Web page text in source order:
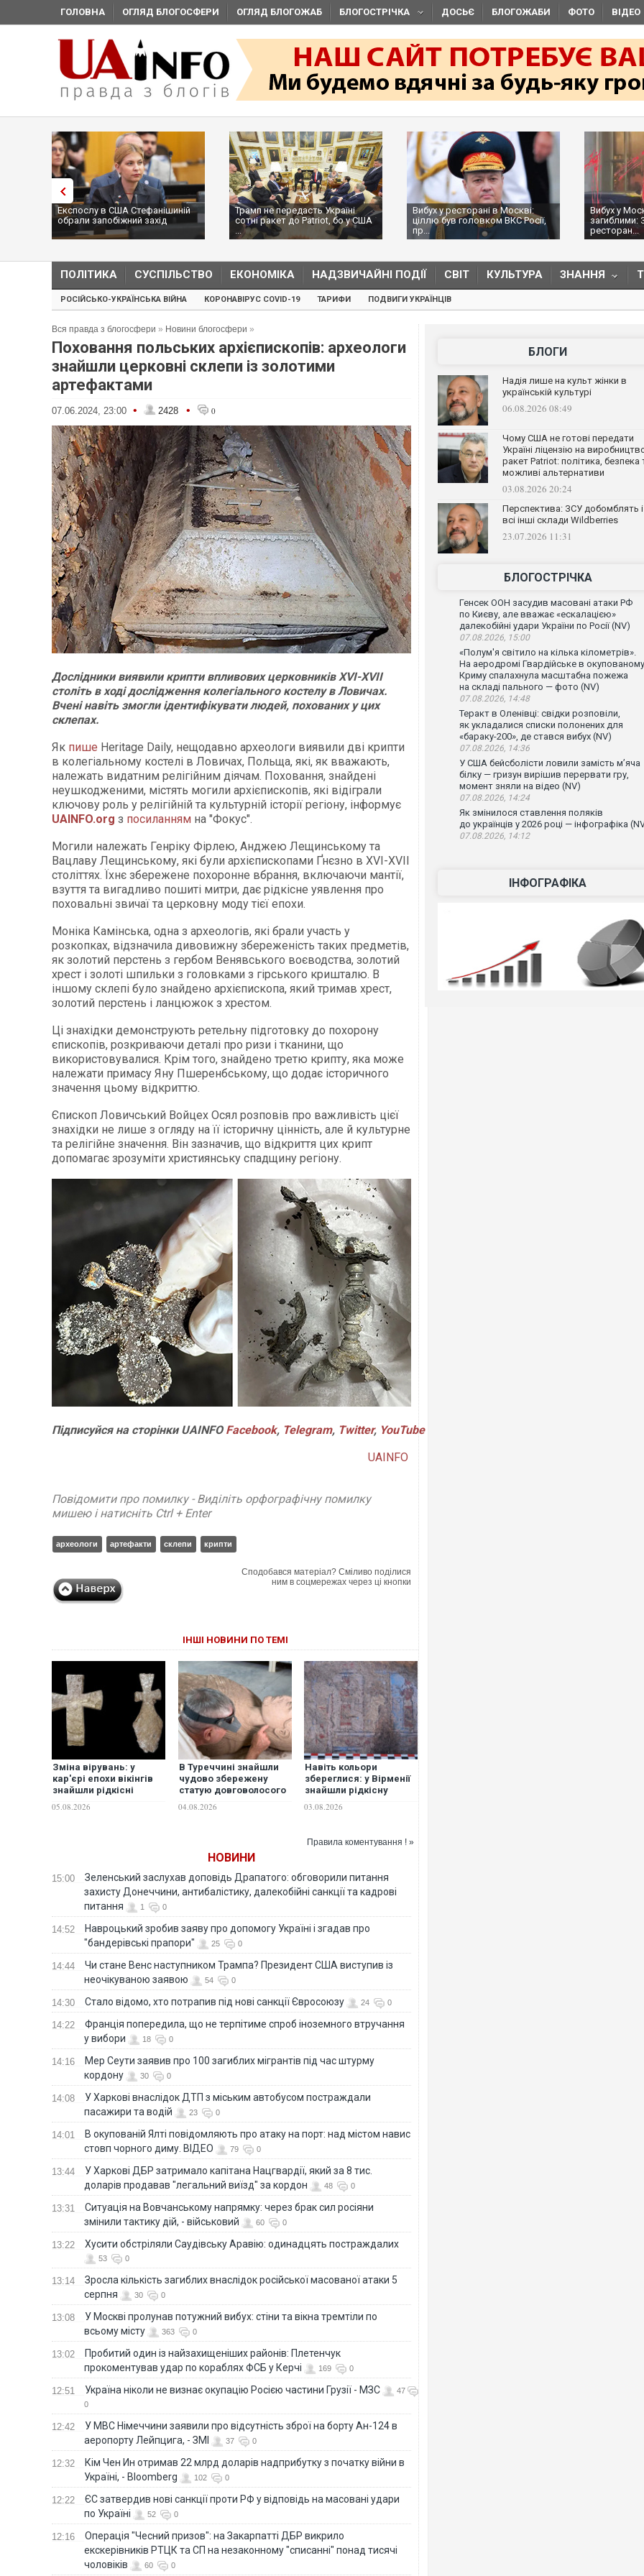
ГОЛОВНА ОГЛЯД БЛОГОСФЕРИ ОГЛЯД БЛОГОЖАБ БЛОГОСТРІЧКА ДОСЬЄ БЛОГОЖАБИ ФОТО ВІДЕО
Експослу в США Стефанішиній
обрали запобіжний захід
Трамп не передасть Україні
сотні ракет до Patriot, бо у США
...
Вибух у ресторані в Москві:
ціллю був головком ВКС Росії,
пр...
Вибух у
загиблими:
ресторан...
ПОЛІТИКА СУСПІЛЬСТВО ЕКОНОМІКА НАДЗВИЧАЙНІ ПОДІЇ СВІТ КУЛЬТУРА ЗНАННЯ
РОСІЙСЬКО-УКРАЇНСЬКА ВІЙНА КОРОНАВІРУС COVID-19 ТАРИФИ ПОДВИГИ УКРАЇНЦІВ
Вся правда з блогосфери » Новини блогосфери »
Поховання польських архієпископів: археологи
знайшли церковні склепи із золотими
артефактами
07.06.2024, 23:00 • 2428 • 0
Дослідники виявили крипти впливових церковників XVI-XVII
століть в ході дослідження колегіального костелу в Ловичах.
Вчені навіть змогли ідентифікувати людей, похованих у цих
склепах.
Як пише Heritage Daily, нещодавно археологи виявили дві крипти
в колегіальному костелі в Ловичах, Польща, які, як вважають,
належать видатним релігійним діячам. Поховання, знайдені
неушкодженими, містять могили архієпископів, які відіграли
ключову роль у релігійній та культурній історії регіону, інформує
UAINFO.org з посиланням на "Фокус".
Могили належать Генріку Фірлею, Анджею Лещинському та
Вацлаву Лещинському, які були архієпископами Ґнєзно в XVI-XVII
століттях. Їхнє збережене похоронне вбрання, включаючи мантії,
взуття та вигадливо пошиті митри, дає рідкісне уявлення про
поховальні звичаї та церковну моду тієї епохи.
Моніка Камінська, одна з археологів, які брали участь у
розкопках, відзначила дивовижну збереженість таких предметів,
як золотий перстень з гербом Венявського воєводства, золотий
хрест і золоті шпильки з головками з гірського кришталю. В
іншому склепі було знайдено архієпископа, який тримав хрест,
золотий перстень і ланцюжок з хрестом.
Ці знахідки демонструють ретельну підготовку до похорону
єпископів, розкриваючи деталі про ризи і тканини, що
використовувалися. Крім того, знайдено третю крипту, яка може
належати примасу Яну Пшеренбському, що додає історичного
значення цьому відкриттю.
Єпископ Ловичський Войцех Осял розповів про важливість цієї
знахідки не лише з огляду на її історичну цінність, але й культурне
та релігійне значення. Він зазначив, що відкриття цих крипт
допомагає зрозуміти християнську спадщину регіону.
Підписуйся на сторінки UAINFO Facebook, Telegram, Twitter, YouTube
UAINFO
Повідомити про помилку - Виділіть орфографічну помилку
мишею і натисніть Ctrl + Enter
археологи артефакти склепи крипти
Сподобався матеріал? Сміливо поділися
ним в соцмережах через ці кнопки
ІНШІ НОВИНИ ПО ТЕМІ
Зміна вірувань: у
кар'єрі епохи вікінгів
знайшли рідкісні
хрести
05.08.2026
В Туреччині знайшли
чудово збережену
статую довговолосого
років тому
04.08.2026
Навіть кольори
збереглися: у Вірменії
знайшли рідкісну
2500 років
03.08.2026
Правила коментування ! »
НОВИНИ
15:00
Зеленський заслухав доповідь Драпатого: обговорили питання
захисту Донеччини, антибалістику, далекобійні санкції та кадрові
питання
1 0
14:52
Навроцький зробив заяву про допомогу Україні і згадав про
"бандерівські прапори"
25 0
14:44
Чи стане Венс наступником Трампа? Президент США виступив із
неочікуваною заявою
54 0
14:30 Стало відомо, хто потрапив під нові санкції Євросоюзу 24 0
14:22
Франція попередила, що не терпітиме спроб іноземного втручання
у вибори
18 0
14:16
Мер Сеути заявив про 100 загиблих мігрантів під час штурму
кордону
30 0
14:08
У Харкові внаслідок ДТП з міським автобусом постраждали
пасажири та водій
23 0
14:01
В окупованій Ялті повідомляють про атаку на порт: над містом навис
стовп чорного диму. ВІДЕО
79 0
13:44
У Харкові ДБР затримало капітана Нацгвардії, який за 8 тис.
доларів продавав "легальний виїзд" за кордон
48 0
13:31
Ситуація на Вовчанському напрямку: через брак сил росіяни
змінили тактику дій, - військовий
60 0
13:22 Хусити обстріляли Саудівську Аравію: одинадцять постраждалих
53 0
13:14
Зросла кількість загиблих внаслідок російської масованої атаки 5
серпня
30 0
13:08
У Москві пролунав потужний вибух: стіни та вікна тремтіли по
всьому місту
363 0
13:02
Пробитий один із найзахищеніших районів: Плетенчук
прокоментував удар по кораблях ФСБ у Керчі
169 0
12:51 Україна ніколи не визнає окупацію Росією частини Грузії - МЗС
47
0
12:42
У МВС Німеччини заявили про відсутність зброї на борту Ан-124 в
аеропорту Лейпцига, - ЗМІ
37 0
12:32
Кім Чен Ин отримав 22 млрд доларів надприбутку з початку війни в
Україні, - Bloomberg
102 0
12:22
ЄС затвердив нові санкції проти РФ у відповідь на масовані удари
по Україні
52 0
12:16
Операція "Чесний призов": на Закарпатті ДБР викрило
екскерівників РТЦК та СП на незаконному "списанні" понад тисячі
чоловіків
60 0
БЛОГИ
Надія лише на культ жінки в
українській культурі
06.08.2026 08:49
Чому США не готові передати
Україні ліцензію на
ракет Patriot: політика, безпека
можливі альтернативи
03.08.2026 20:24
Перспектива: ЗСУ добомблять і
всі інші склади Wildberries
23.07.2026 11:31
БЛОГОСТРІЧКА
Генсек ООН засудив масовані атаки РФ
по Києву, але вважає «ескалацією»
далекобійні удари України по Росії (NV)
07.08.2026, 15:00
«Полум'я світило на кілька кілометрів».
На аеродромі Гвардійське в окупованому
Криму спалахнула масштабна пожежа
на складі пального — фото (NV)
07.08.2026, 14:48
Теракт в Оленівці: свідки розповіли,
як укладалися списки полонених для
«бараку-200», де стався вибух (NV)
07.08.2026, 14:36
У США бейсболісти ловили замість м’яча
білку — гризун вирішив перервати гру,
момент зняли на відео (NV)
07.08.2026, 14:24
Як змінилося ставлення поляків
до українців у 2026 році — інфографіка
07.08.2026, 14:12
ІНФОГРАФІКА